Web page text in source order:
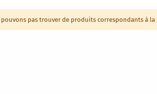
pouvons pas trouver de produits correspondants à la